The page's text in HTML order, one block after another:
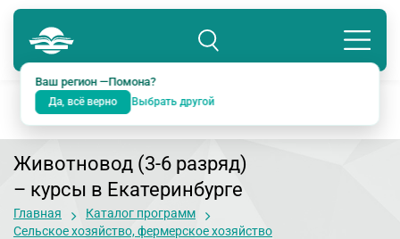
Помона
Подразделение: Екатеринбург
Ваш регион —Помона?
Да, всё верно Выбрать другой
8 800 234-18-38
Животновод (3-6 разряд)
– курсы в Екатеринбурге
Главная
Каталог программ
Сельское хозяйство, фермерское хозяйство